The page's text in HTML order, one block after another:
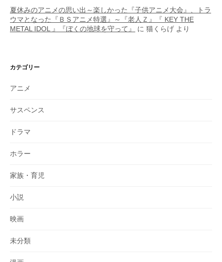
夏休みのアニメの思い出～楽しかった『子供アニメ大会』、トラ
ウマとなった『ＢＳアニメ特選』～『老人Ｚ』『 KEY THE
METAL IDOL 』『ぼくの地球を守って』
に 猫くらげ より
カテゴリー
アニメ
サスペンス
ドラマ
ホラー
家族・育児
小説
映画
未分類